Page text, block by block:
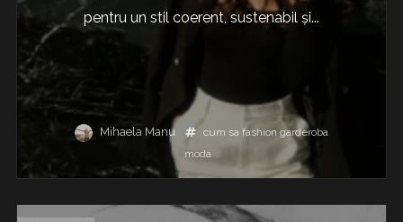
pentru un stil coerent, sustenabil și...
Mihaela Manu cum sa fashion garderoba
moda